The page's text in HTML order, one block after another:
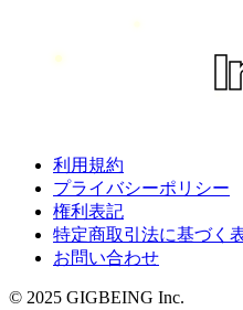
利用規約
プライバシーポリシー
権利表記
特定商取引法に基づく
お問い合わせ
© 2025 GIGBEING Inc.